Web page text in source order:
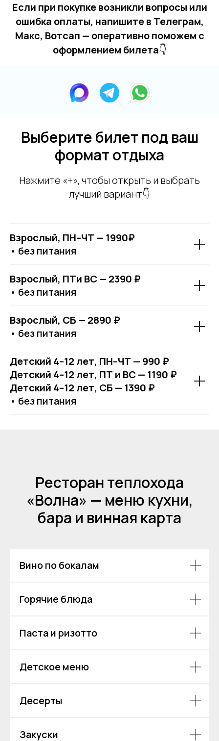
Если при покупке возникли вопросы или
ошибка оплаты, напишите в Телеграм,
Макс, Вотсап — оперативно поможем с
оформлением билета👇
Выберите билет под ваш
формат отдыха
Нажмите «+», чтобы открыть и выбрать
лучший вариант👇
Взрослый, ПН–ЧТ — 1990₽
• без питания
Взрослый, ПТи ВС — 2390 ₽
• без питания
Взрослый, СБ — 2890 ₽
• без питания
Детский 4–12 лет, ПН–ЧТ — 990 ₽
Детский 4–12 лет, ПТ и ВС — 1190 ₽
Детский 4–12 лет, СБ — 1390 ₽
• без питания
Ресторан теплохода
«Волна» — меню кухни,
бара и винная карта
Вино по бокалам
Горячие блюда
Паста и ризотто
Детское меню
Десерты
Закуски